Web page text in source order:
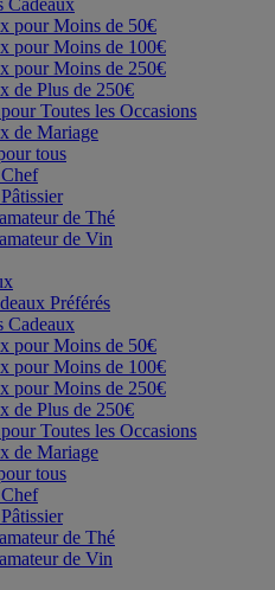
Cadeaux
pour Moins de 50€
pour Moins de 100€
pour Moins de 250€
de Plus de 250€
Toutes les Occasions
de Mariage
tous
de Thé
de Vin
Préférés
Cadeaux
pour Moins de 50€
pour Moins de 100€
pour Moins de 250€
de Plus de 250€
Toutes les Occasions
de Mariage
tous
de Thé
de Vin